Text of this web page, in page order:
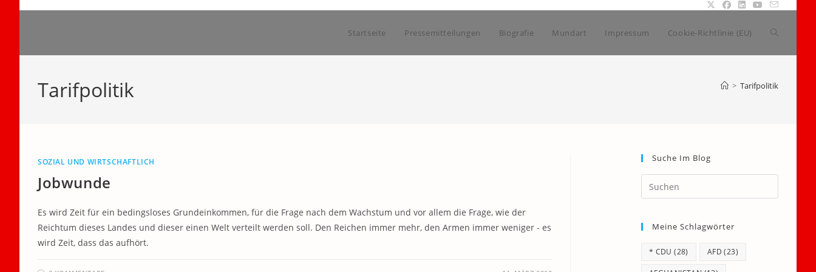
Startseite Pressemitteilungen Biografie Mundart Impressum Cookie-Richtlinie (EU) Website-
Tarifpolitik > Tarifpolitik
SOZIAL UND WIRTSCHAFTLICH
Jobwunde
Es wird Zeit für ein bedingsloses Grundeinkommen, für die Frage nach dem Wachstum und vor allem die Frage, wie der
Reichtum dieses Landes und dieser einen Welt verteilt werden soll. Den Reichen immer mehr, den Armen immer weniger - es
wird Zeit, dass das aufhört.
Suche Im Blog
Escape
Meine Schlagwörter
* CDU (28) AFD (23)